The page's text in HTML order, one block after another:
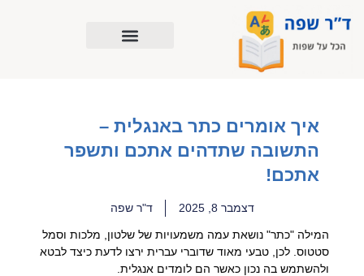
לתוכן
איך אומרים כתר באנגלית –
התשובה שתדהים אתכם ותשפר
אתכם!
דצמבר 8, 2025 ד"ר שפה
המילה "כתר" נושאת עמה משמעויות של שלטון, מלכות וסמל
סטטוס. לכן, טבעי מאוד שדוברי עברית ירצו לדעת כיצד לבטא
ולהשתמש בה נכון כאשר הם לומדים אנגלית.